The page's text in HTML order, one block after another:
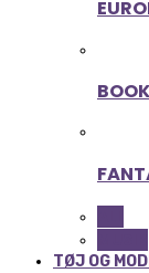
TØJ OG